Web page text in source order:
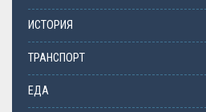
ИСТОРИЯ
ТРАНСПОРТ
ЕДА